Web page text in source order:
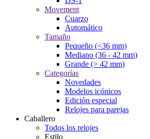
Movement
Cuarzo
Automático
Tamaño
Pequeño (<36 mm)
Mediano (36 - 42 mm)
Grande (> 42 mm)
Categorías
Novedades
Modelos icónicos
Edición especial
Relojes para parejas
Caballero
Todos los relojes
Estilo